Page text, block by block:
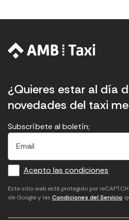
¿Quieres estar al día
novedades del taxi
E
f
o
r
m
E
c
a
m
p
H
u
d
'
a
×
Subscríbete al boletín;
E
a
i
l
Acepto las condiciones
Este sitio web está protegido por
de Google y las Condiciones del Servicio